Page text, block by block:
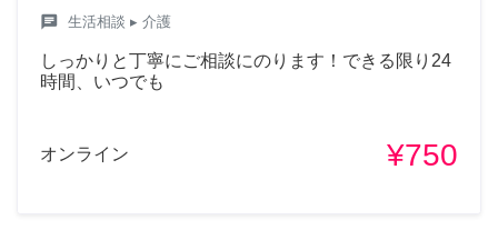
chat 生活相談 ▸ 介護
しっかりと丁寧にご相談にのります！できる限り24
時間、いつでも
オンライン ¥750